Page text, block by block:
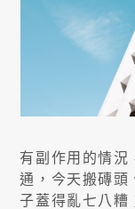
有副作用的情況
通，今天搬磚頭
子蓋得亂七八糟